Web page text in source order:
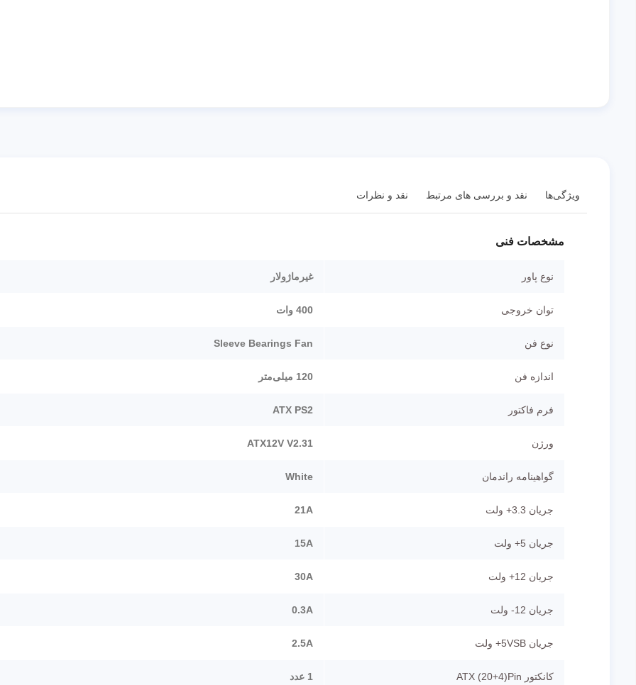
ویژگی‌ها نقد و بررسی های مرتبط نقد و نظرات
مشخصات فنی
نوع پاور غیرماژولار
توان خروجی 400 وات
نوع فن Sleeve Bearings Fan
اندازه فن 120 میلی‌متر
فرم فاکتور ATX PS2
ورژن ATX12V V2.31
گواهینامه راندمان White
جریان 3.3+ ولت 21A
جریان 5+ ولت 15A
جریان 12+ ولت 30A
جریان 12- ولت 0.3A
جریان 5VSB+ ولت 2.5A
کانکتور ATX (20+4)Pin 1 عدد